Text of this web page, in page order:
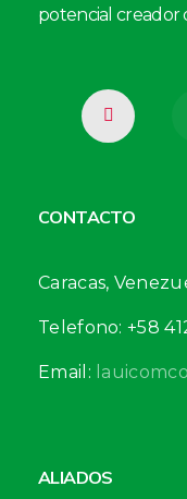
potencial creador
CONTACTO
Caracas,
Telefono: +58
Email:
ALIADOS